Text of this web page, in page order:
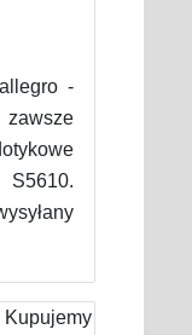
-
S5610.